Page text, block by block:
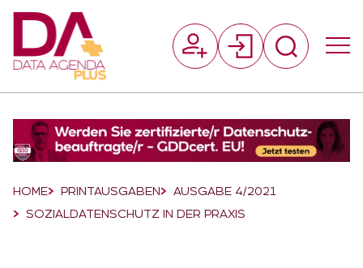
Breadcrumb-Navigation
HOME PRINTAUSGABEN
AUSGABE 4/2021
SOZIALDATENSCHUTZ IN DER PRAXIS